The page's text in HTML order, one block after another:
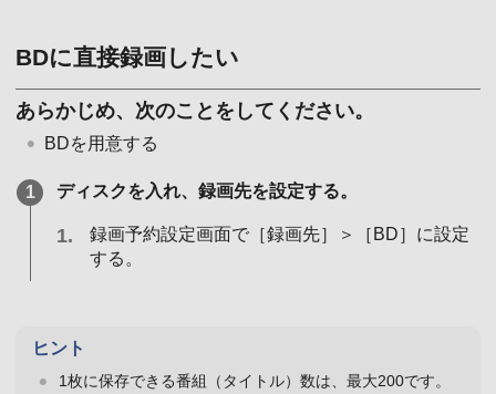
BDに直接録画したい
あらかじめ、次のことをしてください。
BDを用意する
ディスクを入れ、録画先を設定する。
録画予約設定画面で［録画先］＞［BD］に設定
する。
ヒント
1枚に保存できる番組（タイトル）数は、最大200です。